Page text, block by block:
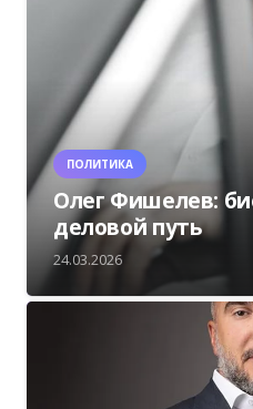
ПОЛИТИКА
Олег Фишелев:
деловой путь
24.03.2026